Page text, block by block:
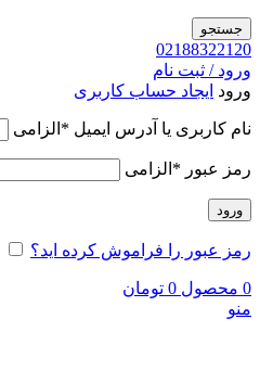
جستجو
02188322120
ورود / ثبت نام
ورود ایجاد حساب کاربری
نام کاربری یا آدرس ایمیل * الزامی
رمز عبور * الزامی
ورود
رمز عبور را فراموش کرده اید؟
0 محصول 0 تومان
منو